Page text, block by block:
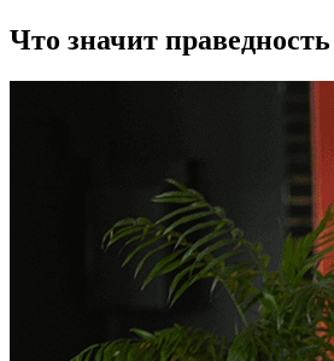
Что значит праведность